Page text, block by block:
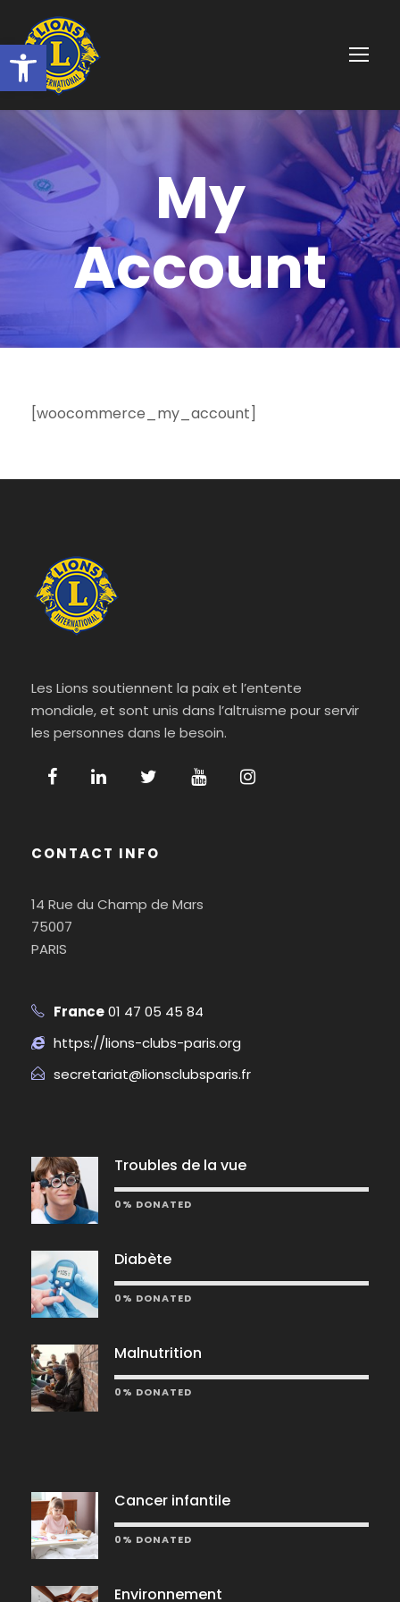
My
Account
[woocommerce_my_account]
Les Lions soutiennent la paix et l’entente
mondiale, et sont unis dans l’altruisme pour servir
les personnes dans le besoin.
CONTACT INFO
14 Rue du Champ de Mars
75007
PARIS
France01 47 05 45 84
https://lions-clubs-paris.org
secretariat@lionsclubsparis.fr
Troubles de la vue
0% DONATED
Diabète
0% DONATED
Malnutrition
0% DONATED
Cancer infantile
0% DONATED
Environnement
Ouvrir la barre d’outils